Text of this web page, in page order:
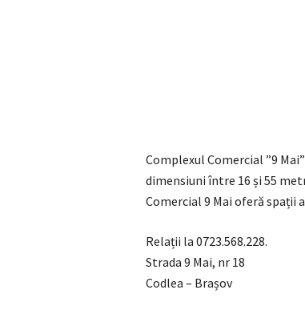
Complexul Comercial ”9
dimensiuni între 16 și 55
Comercial 9 Mai oferă
Relații la 0723.568.228.
Strada 9 Mai, nr 18
Codlea – Brașov